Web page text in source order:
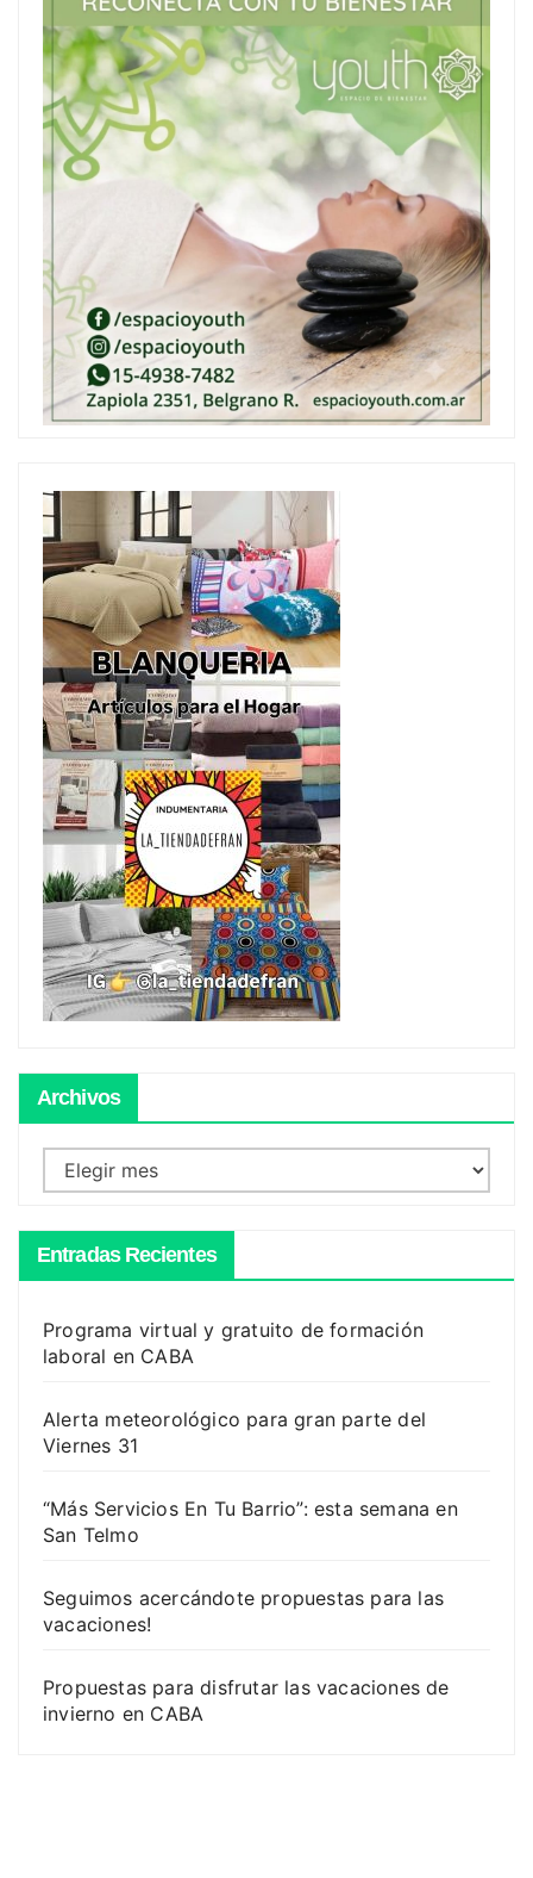
Archivos
Archivos
Entradas Recientes
Programa virtual y gratuito de formación
laboral en CABA
Alerta meteorológico para gran parte del
Viernes 31
“Más Servicios En Tu Barrio”: esta semana en
San Telmo
Seguimos acercándote propuestas para las
vacaciones!
Propuestas para disfrutar las vacaciones de
invierno en CABA